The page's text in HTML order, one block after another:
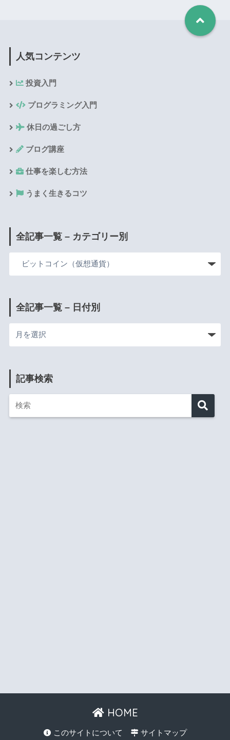
人気コンテンツ
投資入門
プログラミング入門
休日の過ごし方
ブログ講座
仕事を楽しむ方法
うまく生きるコツ
全記事一覧 – カテゴリー別
全記事一覧 – 日付別
記事検索
HOME
このサイトについて サイトマップ